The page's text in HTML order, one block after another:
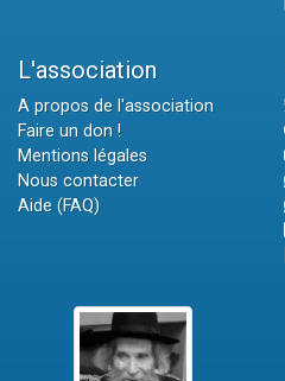
L'association
A propos de l'association
Faire un don !
Mentions légales
Nous contacter
Aide (FAQ)